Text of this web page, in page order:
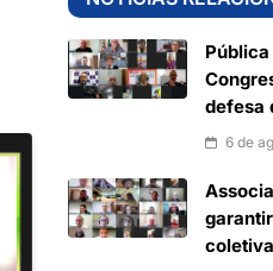
defesa
6 de
coletiva